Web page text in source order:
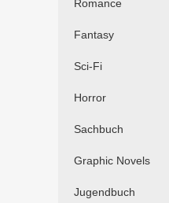
Romance
Fantasy
Sci-Fi
Horror
Sachbuch
Graphic Novels
Jugendbuch